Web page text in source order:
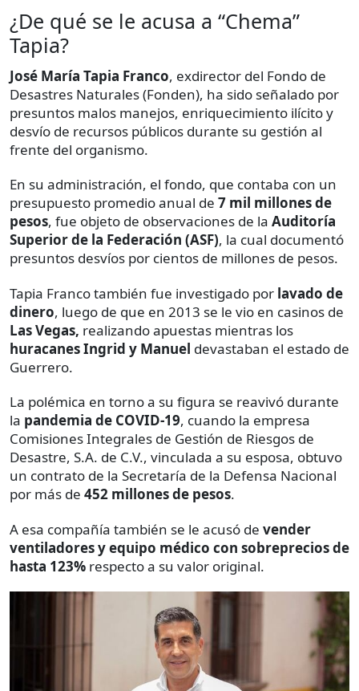
¿De qué se le acusa a “Chema”
Tapia?
José María Tapia Franco, exdirector del Fondo de
Desastres Naturales (Fonden), ha sido señalado por
presuntos malos manejos, enriquecimiento ilícito y
desvío de recursos públicos durante su gestión al
frente del organismo.
En su administración, el fondo, que contaba con un
presupuesto promedio anual de 7 mil millones de
pesos, fue objeto de observaciones de la Auditoría
Superior de la Federación (ASF), la cual documentó
presuntos desvíos por cientos de millones de pesos.
Tapia Franco también fue investigado por lavado de
dinero, luego de que en 2013 se le vio en casinos de
Las Vegas, realizando apuestas mientras los
huracanes Ingrid y Manuel devastaban el estado de
Guerrero.
La polémica en torno a su figura se reavivó durante
la pandemia de COVID-19, cuando la empresa
Comisiones Integrales de Gestión de Riesgos de
Desastre, S.A. de C.V., vinculada a su esposa, obtuvo
un contrato de la Secretaría de la Defensa Nacional
por más de 452 millones de pesos.
A esa compañía también se le acusó de vender
ventiladores y equipo médico con sobreprecios de
hasta 123% respecto a su valor original.